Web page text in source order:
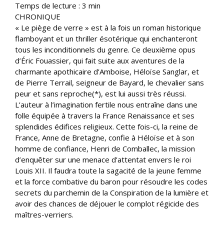
Temps de lecture : 3 min
CHRONIQUE
« Le piège de verre » est à la fois un roman historique
flamboyant et un thriller ésotérique qui enchanteront
tous les inconditionnels du genre. Ce deuxième opus
d’Éric Fouassier, qui fait suite aux aventures de la
charmante apothicaire d’Amboise, Héloïse Sanglar, et
de Pierre Terrail, seigneur de Bayard, le chevalier sans
peur et sans reproche(*), est lui aussi très réussi.
L’auteur à l’imagination fertile nous entraîne dans une
folle équipée à travers la France Renaissance et ses
splendides édifices religieux. Cette fois-ci, la reine de
France, Anne de Bretagne, confie à Héloïse et à son
homme de confiance, Henri de Comballec, la mission
d’enquêter sur une menace d’attentat envers le roi
Louis XII. Il faudra toute la sagacité de la jeune femme
et la force combative du baron pour résoudre les codes
secrets du parchemin de la Conspiration de la lumière et
avoir des chances de déjouer le complot régicide des
maîtres-verriers.